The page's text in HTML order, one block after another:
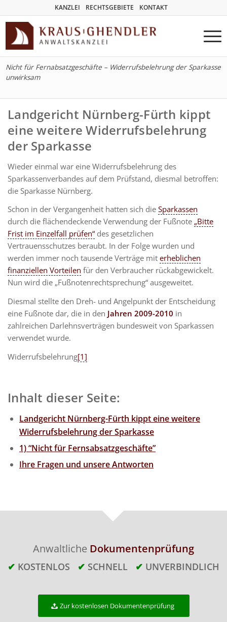
KANZLEI RECHTSGEBIETE KONTAKT
Nicht für Fernabsatzgeschäfte – Widerrufsbelehrung der Sparkasse
unwirksam
Landgericht Nürnberg-Fürth kippt
eine weitere Widerrufsbelehrung
der Sparkasse
Wieder einmal war eine Widerrufsbelehrung des
Sparkassenverbandes auf dem Prüfstand, diesmal betroffen:
die Sparkasse Nürnberg.
Schon in der Vergangenheit hatten sich die Sparkassen
durch die flächendeckende Verwendung der Fußnote „Bitte
Frist im Einzelfall prüfen“ des gesetzlichen
Vertrauensschutzes beraubt. In der Folge wurden und
werden immer noch tausende Verträge mit erheblichen
finanziellen Vorteilen für den Verbraucher rückabgewickelt.
Nun wird die „Fußnotenrechtsprechung“ ausgeweitet.
Diesmal stellte den Dreh- und Angelpunkt der Entscheidung
eine Fußnote dar, die in den Jahren 2009-2010 in
zahlreichen Darlehnsverträgen bundesweit von Sparkassen
verwendet wurde.
Widerrufsbelehrung[1]
Inhalt dieser Seite:
Landgericht Nürnberg-Fürth kippt eine weitere
Widerrufsbelehrung der Sparkasse
1) “Nicht für Fernsabsatzgeschäfte”
Ihre Fragen und unsere Antworten
Anwaltliche Dokumentenprüfung
✔ KOSTENLOS ✔ SCHNELL ✔ UNVERBINDLICH
Zur kostenlosen Dokumentenprüfung